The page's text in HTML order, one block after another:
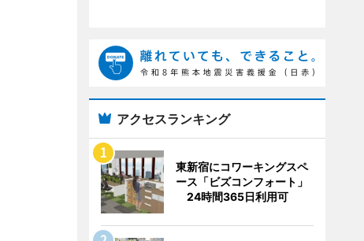
アクセスランキング
東新宿にコワーキングスペ
ース「ビズコンフォート」
24時間365日利用可